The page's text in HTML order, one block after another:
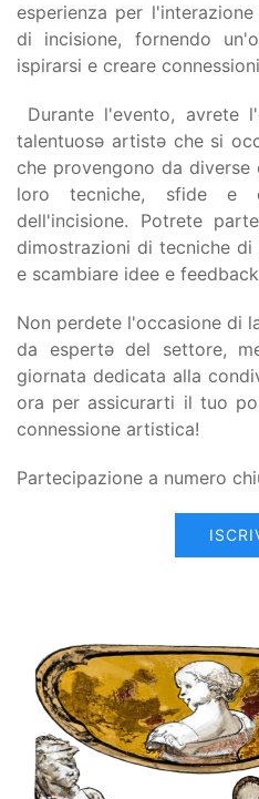
esperienza per
di incisione, fornendo
ispirarsi e creare
Durante l'evento, avrete
talentuosə artistə che si
che provengono da diverse
loro tecniche, sfide e
dell'incisione. Potrete
dimostrazioni di tecniche
e scambiare idee e
Non perdete l'occasione di
da espertə del settore,
giornata dedicata alla
ora per assicurarti il tuo
connessione artistica!
Partecipazione a numero